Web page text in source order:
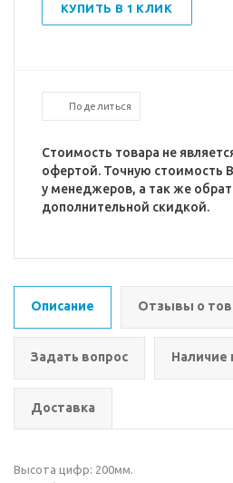
КУПИТЬ В 1 КЛИК
Поделиться
Стоимость товара не
офертой. Точную стоимость
у менеджеров, а так же
дополнительной скидкой.
Описание Отзывы о
Задать вопрос Наличие
Доставка
Высота цифр: 200мм.